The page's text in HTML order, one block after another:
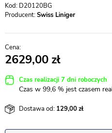
D20120BG
Producent:Swiss Liniger
2629,00
Czas realizacji 7 dni roboczych
Czas w 99,6 % jest czasem
Dostawa od: 129,00